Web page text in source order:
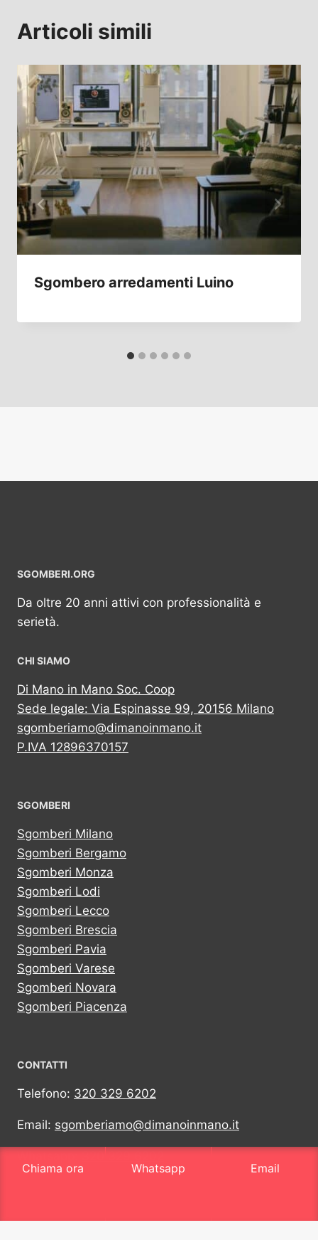
Articoli simili
Sgombero arredamenti Luino
SGOMBERI.ORG
Da oltre 20 anni attivi con professionalità e
serietà.
CHI SIAMO
Di Mano in Mano Soc. Coop
Sede legale: Via Espinasse 99, 20156 Milano
sgomberiamo@dimanoinmano.it
P.IVA 12896370157
SGOMBERI
Sgomberi Milano
Sgomberi Bergamo
Sgomberi Monza
Sgomberi Lodi
Sgomberi Lecco
Sgomberi Brescia
Sgomberi Pavia
Sgomberi Varese
Sgomberi Novara
Sgomberi Piacenza
CONTATTI
Telefono: 320 329 6202
Email: sgomberiamo@dimanoinmano.it
Chiama ora
Whatsapp Email